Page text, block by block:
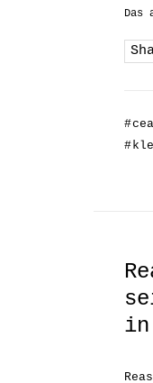
Das
#
#
in